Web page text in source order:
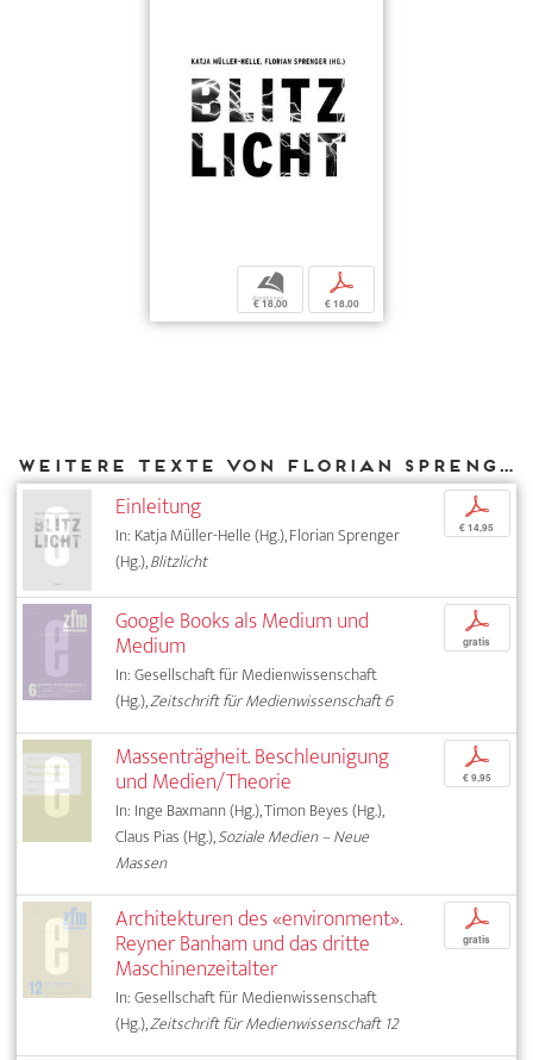
b
€ 18,00
p
€ 18,00
Weitere Texte von Florian Sprenger bei DIAPHANES
Einleitung
In: Katja Müller-Helle (Hg.), Florian Sprenger
(Hg.),Blitzlicht
p
€ 14,95
Google Books als Medium und
Medium
In: Gesellschaft für Medienwissenschaft
(Hg.),Zeitschrift für Medienwissenschaft 6
p
gratis
Massenträgheit. Beschleunigung
und Medien/Theorie
In: Inge Baxmann (Hg.), Timon Beyes (Hg.),
Claus Pias (Hg.),Soziale Medien – Neue
Massen
p
€ 9,95
Architekturen des «environment».
Reyner Banham und das dritte
Maschinenzeitalter
In: Gesellschaft für Medienwissenschaft
(Hg.),Zeitschrift für Medienwissenschaft 12
p
gratis